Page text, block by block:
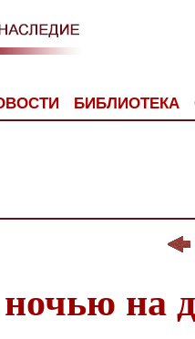
БИБЛИОТЕКА
ночью на